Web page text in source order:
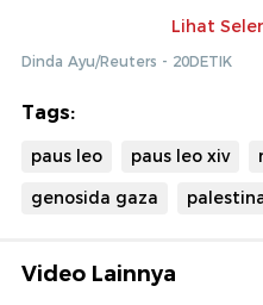
"Firman telah mendirikan
memikirkan kemah-kemah
dan kemah-kemah begitu
tempat penampungan,
Kamis (25/12).
Lihat
Dinda Ayu/Reuters - 20DETIK
Tags:
paus leo paus leo xiv
genosida gaza
Video Lainnya